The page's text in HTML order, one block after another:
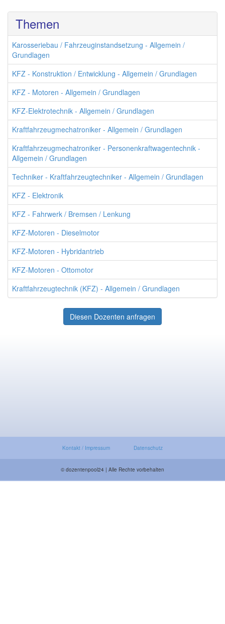
Themen
Karosseriebau / Fahrzeuginstandsetzung - Allgemein /
Grundlagen
KFZ - Konstruktion / Entwicklung - Allgemein / Grundlagen
KFZ - Motoren - Allgemein / Grundlagen
KFZ-Elektrotechnik - Allgemein / Grundlagen
Kraftfahrzeugmechatroniker - Allgemein / Grundlagen
Kraftfahrzeugmechatroniker - Personenkraftwagentechnik -
Allgemein / Grundlagen
Techniker - Kraftfahrzeugtechniker - Allgemein / Grundlagen
KFZ - Elektronik
KFZ - Fahrwerk / Bremsen / Lenkung
KFZ-Motoren - Dieselmotor
KFZ-Motoren - Hybridantrieb
KFZ-Motoren - Ottomotor
Kraftfahrzeugtechnik (KFZ) - Allgemein / Grundlagen
Diesen Dozenten anfragen
Kontakt / Impressum Datenschutz
© dozentenpool24 | Alle Rechte vorbehalten